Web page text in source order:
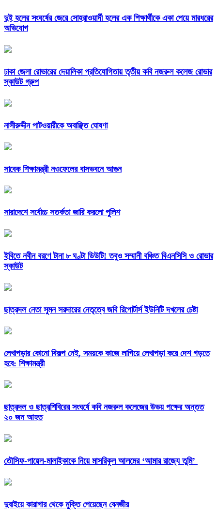
দুই হলের সংঘর্ষের জেরে সোহরাওয়ার্দী হলের এক শিক্ষার্থীকে একা পেয়ে মারধরের
অভিযোগ
ঢাকা জেলা রোভারের দেয়ালিকা প্রতিযোগিতায় তৃতীয় কবি নজরুল কলেজ রোভার
স্কাউট গ্রুপ
নাসীরুদ্দীন পাটওয়ারীকে অবাঞ্ছিত ঘোষণা
সাবেক শিক্ষামন্ত্রী নওফেলের বাসভবনে আগুন
সারাদেশে সর্বোচ্চ সতর্কতা জারি করলো পুলিশ
ইবিতে নবীন বরণে টানা ৮ ঘণ্টা ডিউটি! তবুও সম্মানী বঞ্চিত বিএনসিসি ও রোভার
স্কাউট
ছাত্রদল নেতা সুমন সরদারের নেতৃত্বে জবি রিপোর্টার্স ইউনিটি দখলের চেষ্টা
লেখাপড়ার কোনো বিকল্প নেই, সময়কে কাজে লাগিয়ে লেখাপড়া করে দেশ গড়তে
হবে: শিক্ষামন্ত্রী
ছাত্রদল ও ছাত্রশিবিরের সংঘর্ষে কবি নজরুল কলেজের উভয় পক্ষের অন্তত
২০ জন আহত
তৌসিফ-পায়েল-মালাইকাকে নিয়ে মাসরিকুল আলমের ‘আমার রাজ্যে তুমি’
দুবাইয়ে কারাগার থেকে মুক্তি পেয়েছেন বেনজীর